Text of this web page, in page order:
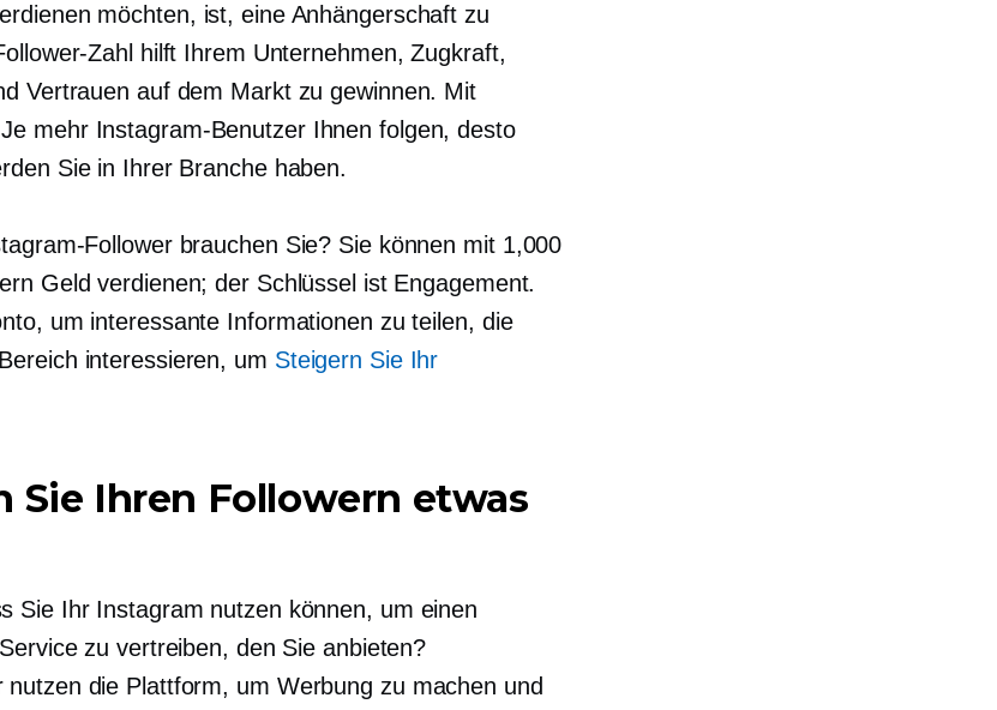
möchten, ist, eine Anhängerschaft zu
Zahl hilft Ihrem Unternehmen, Zugkraft,
Vertrauen auf dem Markt zu gewinnen. Mit
mehr Instagram-Benutzer Ihnen folgen, desto
Sie in Ihrer Branche haben.
Follower brauchen Sie? Sie können mit 1,000
Geld verdienen; der Schlüssel ist Engagement.
um interessante Informationen zu teilen, die
interessieren, um Steigern Sie Ihr
Sie Ihren Followern etwas
Sie Ihr Instagram nutzen können, um einen
zu vertreiben, den Sie anbieten?
nutzen die Plattform, um Werbung zu machen und